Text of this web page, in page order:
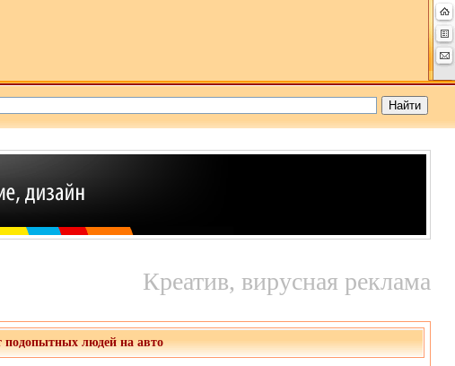
Креатив, вирусная реклама
подопытных людей на авто